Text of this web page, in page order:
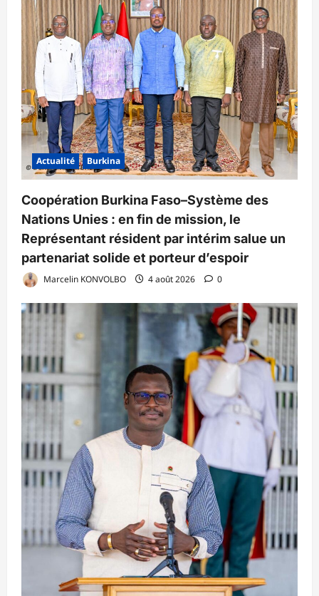
Actualité Burkina
Coopération Burkina Faso–Système des
Nations Unies : en fin de mission, le
Représentant résident par intérim salue un
partenariat solide et porteur d’espoir
Marcelin KONVOLBO 4 août 2026 0